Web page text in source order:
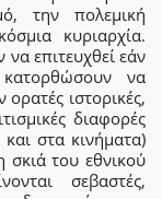
την πολεμική
κυριαρχία.
να επιτευχθεί εάν
να
ιστορικές,
διαφορές
στα κινήματα)
σκιά του εθνικού
σεβαστές,